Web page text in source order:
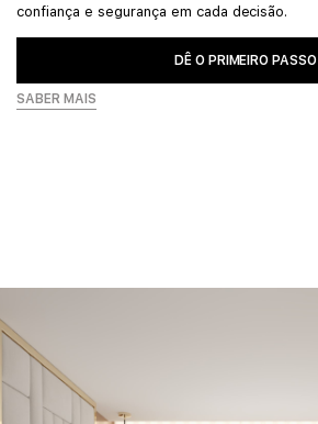
confiança e segurança em cada decisão.
DÊ O PRIMEIRO PASSO
SABER MAIS